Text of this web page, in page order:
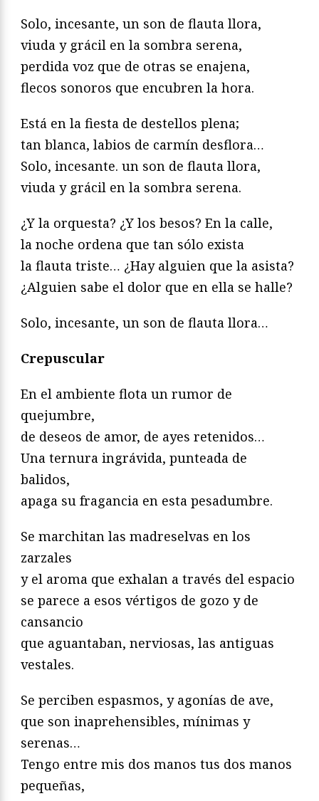
Solo, incesante, un son de flauta llora,
viuda y grácil en la sombra serena,
perdida voz que de otras se enajena,
flecos sonoros que encubren la hora.
Está en la fiesta de destellos plena;
tan blanca, labios de carmín desflora…
Solo, incesante. un son de flauta llora,
viuda y grácil en la sombra serena.
¿Y la orquesta? ¿Y los besos? En la calle,
la noche ordena que tan sólo exista
la flauta triste… ¿Hay alguien que la asista?
¿Alguien sabe el dolor que en ella se halle?
Solo, incesante, un son de flauta llora…
Crepuscular
En el ambiente flota un rumor de
quejumbre,
de deseos de amor, de ayes retenidos…
Una ternura ingrávida, punteada de
balidos,
apaga su fragancia en esta pesadumbre.
Se marchitan las madreselvas en los
zarzales
y el aroma que exhalan a través del espacio
se parece a esos vértigos de gozo y de
cansancio
que aguantaban, nerviosas, las antiguas
vestales.
Se perciben espasmos, y agonías de ave,
que son inaprehensibles, mínimas y
serenas…
Tengo entre mis dos manos tus dos manos
pequeñas,